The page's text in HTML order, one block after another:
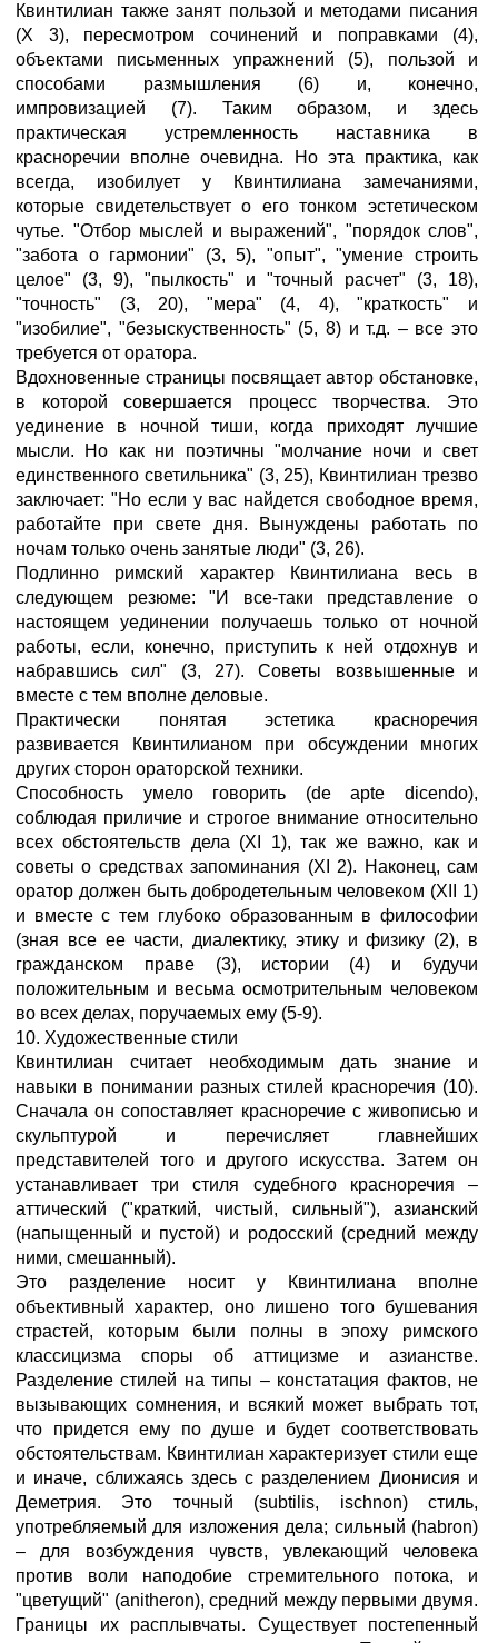
Квинтилиан также занят пользой и методами писания
(X 3), пересмотром сочинений и поправками (4),
объектами письменных упражнений (5), пользой и
способами размышления (6) и, конечно,
импровизацией (7). Таким образом, и здесь
практическая устремленность наставника в
красноречии вполне очевидна. Но эта практика, как
всегда, изобилует у Квинтилиана замечаниями,
которые свидетельствует о его тонком эстетическом
чутье. "Отбор мыслей и выражений", "порядок слов",
"забота о гармонии" (3, 5), "опыт", "умение строить
целое" (3, 9), "пылкость" и "точный расчет" (3, 18),
"точность" (3, 20), "мера" (4, 4), "краткость" и
"изобилие", "безыскуственность" (5, 8) и т.д. – все это
требуется от оратора.
Вдохновенные страницы посвящает автор обстановке,
в которой совершается процесс творчества. Это
уединение в ночной тиши, когда приходят лучшие
мысли. Но как ни поэтичны "молчание ночи и свет
единственного светильника" (3, 25), Квинтилиан трезво
заключает: "Но если у вас найдется свободное время,
работайте при свете дня. Вынуждены работать по
ночам только очень занятые люди" (3, 26).
Подлинно римский характер Квинтилиана весь в
следующем резюме: "И все-таки представление о
настоящем уединении получаешь только от ночной
работы, если, конечно, приступить к ней отдохнув и
набравшись сил" (3, 27). Советы возвышенные и
вместе с тем вполне деловые.
Практически понятая эстетика красноречия
развивается Квинтилианом при обсуждении многих
других сторон ораторской техники.
Способность умело говорить (de apte dicendo),
соблюдая приличие и строгое внимание относительно
всех обстоятельств дела (XI 1), так же важно, как и
советы о средствах запоминания (XI 2). Наконец, сам
оратор должен быть добродетельным человеком (XII 1)
и вместе с тем глубоко образованным в философии
(зная все ее части, диалектику, этику и физику (2), в
гражданском праве (3), истории (4) и будучи
положительным и весьма осмотрительным человеком
во всех делах, поручаемых ему (5-9).
10. Художественные стили
Квинтилиан считает необходимым дать знание и
навыки в понимании разных стилей красноречия (10).
Сначала он сопоставляет красноречие с живописью и
скульптурой и перечисляет главнейших
представителей того и другого искусства. Затем он
устанавливает три стиля судебного красноречия –
аттический ("краткий, чистый, сильный"), азианский
(напыщенный и пустой) и родосский (средний между
ними, смешанный).
Это разделение носит у Квинтилиана вполне
объективный характер, оно лишено того бушевания
страстей, которым были полны в эпоху римского
классицизма споры об аттицизме и азианстве.
Разделение стилей на типы – констатация фактов, не
вызывающих сомнения, и всякий может выбрать тот,
что придется ему по душе и будет соответствовать
обстоятельствам. Квинтилиан характеризует стили еще
и иначе, сближаясь здесь с разделением Дионисия и
Деметрия. Это точный (subtilis, ischnon) стиль,
употребляемый для изложения дела; сильный (habron)
– для возбуждения чувств, увлекающий человека
против воли наподобие стремительного потока, и
"цветущий" (anitheron), средний между первыми двумя.
Границы их расплывчаты. Существует постепенный